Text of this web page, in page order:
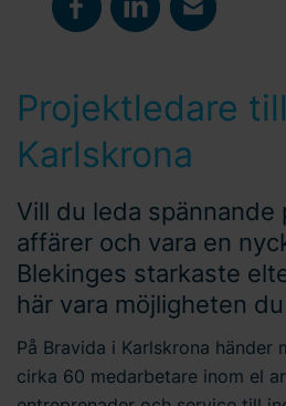
Projektledare
Karlskrona
Vill du leda
affärer och vara en
Blekinges starkaste
här vara möjligheten
På Bravida i Karlskrona händer
cirka 60 medarbetare inom el